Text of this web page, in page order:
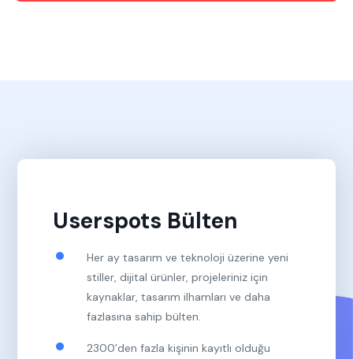
Userspots Bülten
Her ay tasarım ve teknoloji üzerine yeni
stiller, dijital ürünler, projeleriniz için
kaynaklar, tasarım ilhamları ve daha
fazlasına sahip bülten.
2300’den fazla kişinin kayıtlı olduğu